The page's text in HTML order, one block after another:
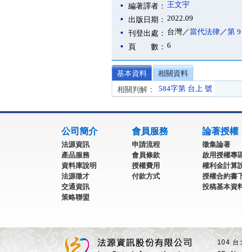
編著譯者： 王文宇
出版日期： 2022.09
刊登出處： 台灣／當代法律／第 9
頁 數： 6
基本資料
相關資料
相關判解：
584字第 台上 號
公司簡介
法源資訊
產品服務
資料庫說明
法源徵才
交通資訊
策略聯盟
會員服務
申請流程
會員條款
授權費用
付款方式
論著授權
徵集論著
啟用授權專
權利金計算
授權合約書
投稿基本資
104 台